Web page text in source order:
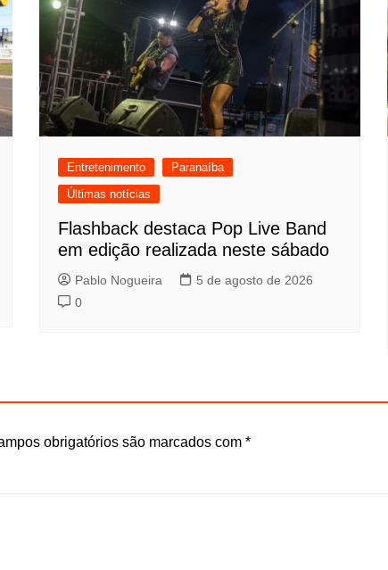
Entretenimento
Paranaíba
Últimas notícias
Flashback destaca Pop Live Band
em edição realizada neste sábado
Pablo Nogueira
5 de agosto de 2026
0
obrigatórios são marcados com *